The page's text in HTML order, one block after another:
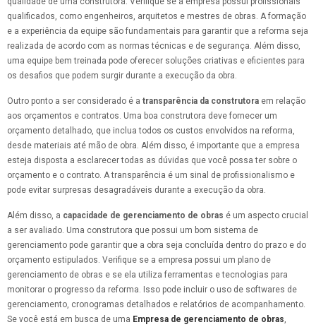
qualificados, como engenheiros, arquitetos e mestres de obras. A formação
e a experiência da equipe são fundamentais para garantir que a reforma seja
realizada de acordo com as normas técnicas e de segurança. Além disso,
uma equipe bem treinada pode oferecer soluções criativas e eficientes para
os desafios que podem surgir durante a execução da obra.
Outro ponto a ser considerado é a transparência da construtora em relação
aos orçamentos e contratos. Uma boa construtora deve fornecer um
orçamento detalhado, que inclua todos os custos envolvidos na reforma,
desde materiais até mão de obra. Além disso, é importante que a empresa
esteja disposta a esclarecer todas as dúvidas que você possa ter sobre o
orçamento e o contrato. A transparência é um sinal de profissionalismo e
pode evitar surpresas desagradáveis durante a execução da obra.
Além disso, a capacidade de gerenciamento de obras é um aspecto crucial
a ser avaliado. Uma construtora que possui um bom sistema de
gerenciamento pode garantir que a obra seja concluída dentro do prazo e do
orçamento estipulados. Verifique se a empresa possui um plano de
gerenciamento de obras e se ela utiliza ferramentas e tecnologias para
monitorar o progresso da reforma. Isso pode incluir o uso de softwares de
gerenciamento, cronogramas detalhados e relatórios de acompanhamento.
Se você está em busca de uma Empresa de gerenciamento de obras,